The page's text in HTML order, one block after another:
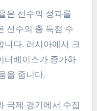
은 선수의 성과를
선수의 총 득점 수
니다. 러시아에서 크
터베이스가 증가하
을 줍니다.
국제 경기에서 수집